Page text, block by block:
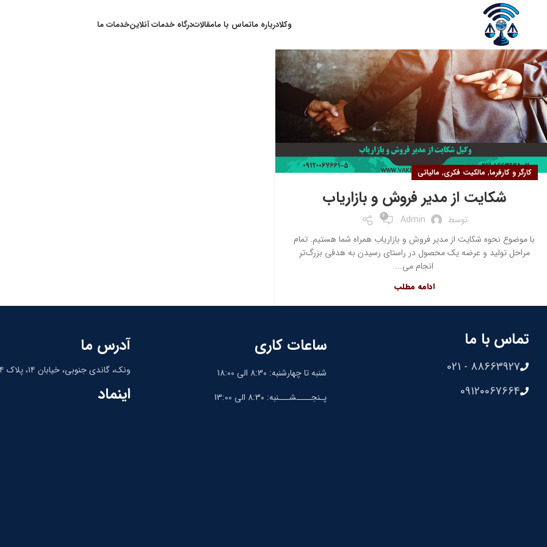
وکلادرباره ماتماس با مامقالاتدرگاه خدمات آنلاینخدمات ما
کارگر و کارفرما, مالکیت فکری, مالیاتی
شکایت از مدیر فروش و بازاریاب
توسط Admin
4
با موضوع نحوه شکایت از مدیر فروش و بازاریاب همراه شما هستیم. تمام
مراحل تولید و عرضه یک محصول در راستای رسیدن به هدفی بزرگ‌تر
انجام می‌...
ادامه مطلب
تماس با ما
88663927 - 021
09120067664
ساعات کاری
شنبه تا چهارشنبه: 8:30 الی 18:00
پـنجــــشـــنبه: 8:30 الی 13:00
آدرس ما
ونک، گاندی جنوبی، خیابان ۱۴، پلاک ۱۴، واحد ۹
اینماد